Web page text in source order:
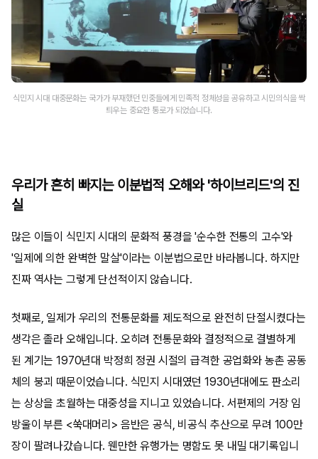
식민지 시대 대중문화는 국가가 부재했던 민중들에게 민족적 정체성을 공유하고 시민의식을 싹
틔우는 중요한 통로가 되었습니다.
우리가 흔히 빠지는 이분법적 오해와 '하이브리드'의 진
실
많은 이들이 식민지 시대의 문화적 풍경을 '순수한 전통의 고수'와
'일제에 의한 완벽한 말살'이라는 이분법으로만 바라봅니다. 하지만
진짜 역사는 그렇게 단선적이지 않습니다.
첫째로, 일제가 우리의 전통문화를 제도적으로 완전히 단절시켰다는
생각은 졸라 오해입니다. 오히려 전통문화와 결정적으로 결별하게
된 계기는 1970년대 박정희 정권 시절의 급격한 공업화와 농촌 공동
체의 붕괴 때문이었습니다. 식민지 시대였던 1930년대에도 판소리
는 상상을 초월하는 대중성을 지니고 있었습니다. 서편제의 거장 임
방울이 부른 <쑥대머리> 음반은 공식, 비공식 추산으로 무려 100만
장이 팔려나갔습니다. 웬만한 유행가는 명함도 못 내밀 대기록입니